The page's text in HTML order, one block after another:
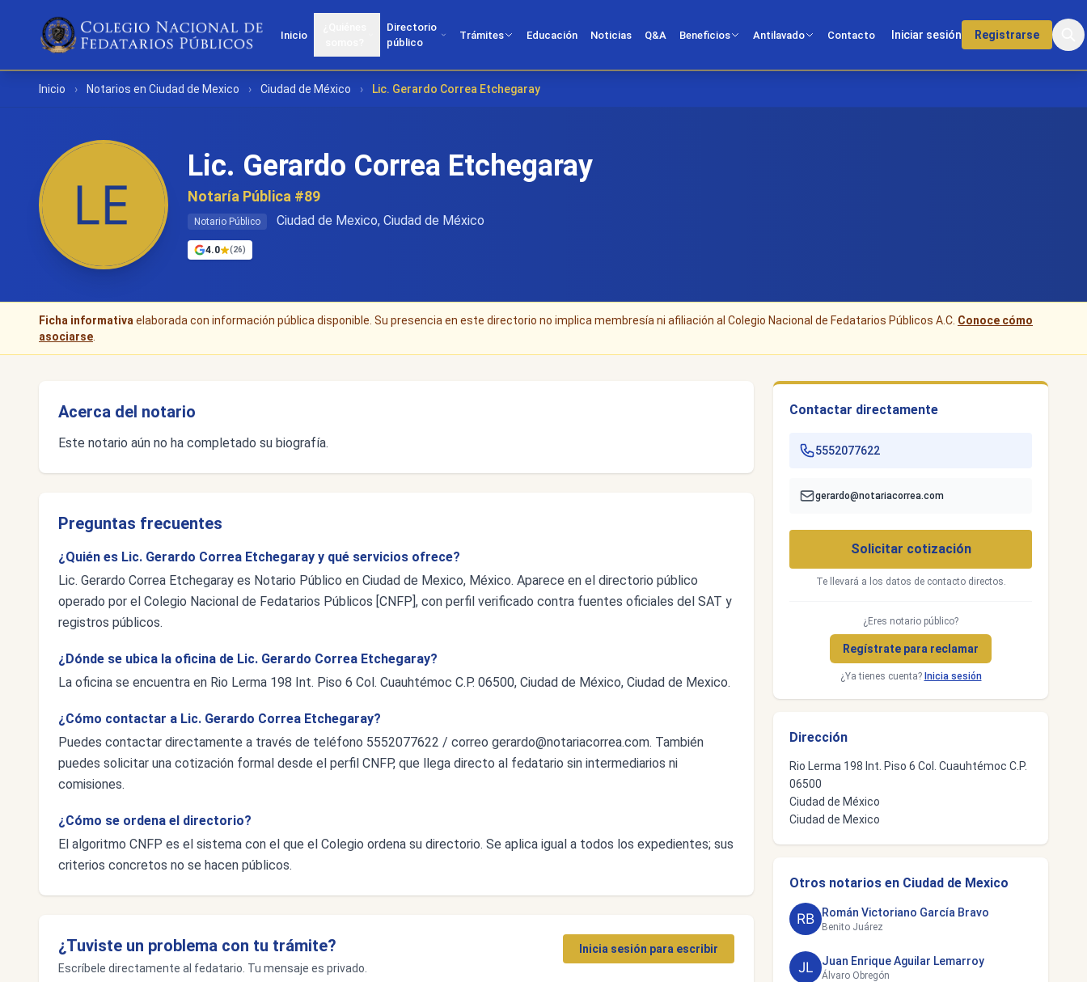
Inicio
Directorio
público
Trámites Educación Noticias Q&A Beneficios Antilavado Contacto Iniciar sesión Registrarse
Inicio › Notarios en Ciudad de Mexico › Ciudad de México › Lic. Gerardo Correa Etchegaray
Lic. Gerardo Correa Etchegaray
Notaría Pública #89
Notario Público Ciudad de Mexico, Ciudad de México
4.0 (26)
Ficha informativa elaborada con información pública disponible. Su presencia en este directorio no implica membresía ni afiliación al Colegio Nacional de Fedatarios Públicos A.C. Conoce cómo
asociarse
Acerca del notario
Este notario aún no ha completado su biografía.
Preguntas frecuentes
¿Quién es Lic. Gerardo Correa Etchegaray y qué servicios ofrece?
Lic. Gerardo Correa Etchegaray es Notario Público en Ciudad de Mexico, México. Aparece en el directorio público
operado por el Colegio Nacional de Fedatarios Públicos [CNFP], con perfil verificado contra fuentes oficiales del SAT y
registros públicos.
¿Dónde se ubica la oficina de Lic. Gerardo Correa Etchegaray?
La oficina se encuentra en Rio Lerma 198 Int. Piso 6 Col. Cuauhtémoc C.P. 06500, Ciudad de México, Ciudad de Mexico.
¿Cómo contactar a Lic. Gerardo Correa Etchegaray?
Puedes contactar directamente a través de teléfono 5552077622 / correo gerardo@notariacorrea.com. También
puedes solicitar una cotización formal desde el perfil CNFP, que llega directo al fedatario sin intermediarios ni
comisiones.
¿Cómo se ordena el directorio?
El algoritmo CNFP es el sistema con el que el Colegio ordena su directorio. Se aplica igual a todos los expedientes; sus
criterios concretos no se hacen públicos.
¿Tuviste un problema con tu trámite?
Escríbele directamente al fedatario. Tu mensaje es privado.
Inicia sesión para escribir
Contactar directamente
5552077622
gerardo@notariacorrea.com
Solicitar cotización
Te llevará a los datos de contacto directos.
¿Eres notario público?
Regístrate para reclamar
¿Ya tienes cuenta? Inicia sesión
Dirección
Rio Lerma 198 Int. Piso 6 Col. Cuauhtémoc C.P.
06500
Ciudad de México
Ciudad de Mexico
Otros notarios en Ciudad de Mexico
Román Victoriano García Bravo
Benito Juárez
Juan Enrique Aguilar Lemarroy
Álvaro Obregón